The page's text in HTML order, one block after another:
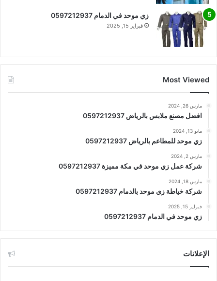
زي موحد في الدمام 0597212937
فبراير 15, 2025
Most Viewed
مارس 26, 2024
افضل مصنع ملابس بالرياض 0597212937
مايو 13, 2024
زي موحد للمطاعم بالرياض 0597212937
مارس 2, 2024
شركة عمل زي موحد في مكة مميزة 0597212937
مارس 18, 2024
شركة خياطة زي موحد بالدمام 0597212937
فبراير 15, 2025
زي موحد في الدمام 0597212937
الإعلانات